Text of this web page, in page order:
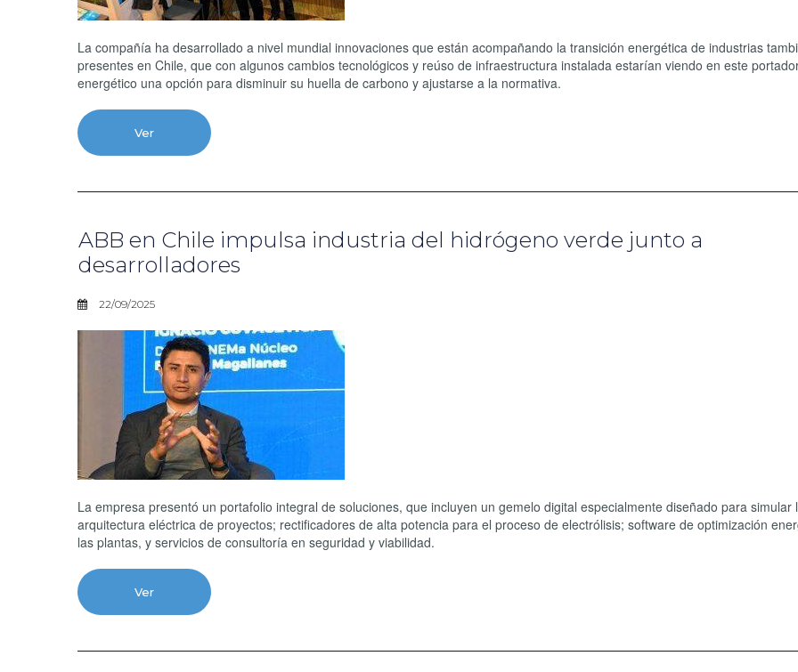
La compañía ha desarrollado a nivel mundial innovaciones que están acompañando la transición energética de industrias
presentes en Chile, que con algunos cambios tecnológicos y reúso de infraestructura instalada estarían viendo en este
energético una opción para disminuir su huella de carbono y ajustarse a la normativa.
Ver
ABB en Chile impulsa industria del hidrógeno verde junto a
desarrolladores
22/09/2025
La empresa presentó un portafolio integral de soluciones, que incluyen un gemelo digital especialmente diseñado para simular
arquitectura eléctrica de proyectos; rectificadores de alta potencia para el proceso de electrólisis; software de optimización
las plantas, y servicios de consultoría en seguridad y viabilidad.
Ver